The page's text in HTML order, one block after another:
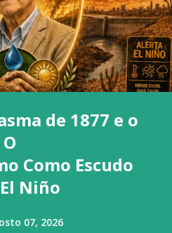
de 1877 e o
Como Escudo
Niño
07, 2026